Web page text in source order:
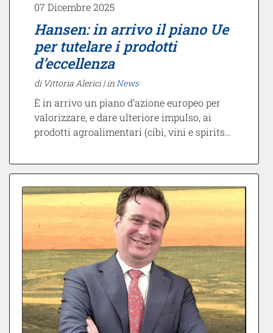
07 Dicembre 2025
Hansen: in arrivo il piano Ue
per tutelare i prodotti
d’eccellenza
di Vittoria Alerici |inNews
È in arrivo un piano d’azione europeo per
valorizzare, e dare ulteriore impulso, ai
prodotti agroalimentari (cibi, vini e spirits…